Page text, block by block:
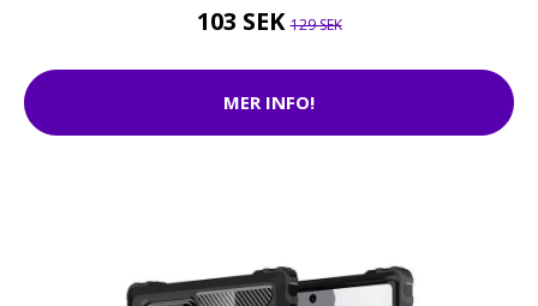
103 SEK129 SEK
MER INFO!